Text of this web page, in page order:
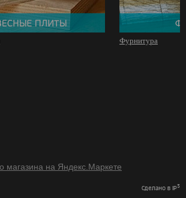
Фурнитура
Сделано в IP3